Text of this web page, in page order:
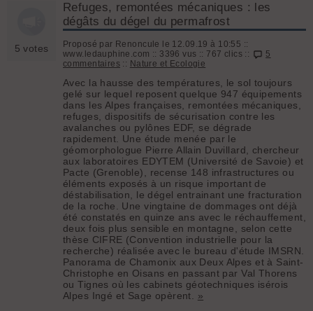
5 votes
Refuges, remontées mécaniques : les
dégâts du dégel du permafrost
Proposé par Renoncule le 12.09.19 à 10:55 ::
www.ledauphine.com :: 3396 vus :: 767 clics ::
5
commentaires :: Nature et Ecologie
Avec la hausse des températures, le sol toujours
gelé sur lequel reposent quelque 947 équipements
dans les Alpes françaises, remontées mécaniques,
refuges, dispositifs de sécurisation contre les
avalanches ou pylônes EDF, se dégrade
rapidement. Une étude menée par le
géomorphologue Pierre Allain Duvillard, chercheur
aux laboratoires EDYTEM (Université de Savoie) et
Pacte (Grenoble), recense 148 infrastructures ou
éléments exposés à un risque important de
déstabilisation, le dégel entrainant une fracturation
de la roche. Une vingtaine de dommages ont déjà
été constatés en quinze ans avec le réchauffement,
deux fois plus sensible en montagne, selon cette
thèse CIFRE (Convention industrielle pour la
recherche) réalisée avec le bureau d'étude IMSRN.
Panorama de Chamonix aux Deux Alpes et à Saint-
Christophe en Oisans en passant par Val Thorens
ou Tignes où les cabinets géotechniques isérois
Alpes Ingé et Sage opèrent. »